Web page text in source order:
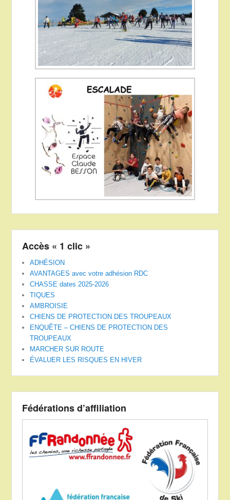
Accès « 1 clic »
ADHÉSION
AVANTAGES avec votre adhésion RDC
CHASSE dates 2025-2026
TIQUES
AMBROISIE
CHIENS DE PROTECTION DES TROUPEAUX
ENQUÊTE – CHIENS DE PROTECTION DES
TROUPEAUX
MARCHER SUR ROUTE
ÉVALUER LES RISQUES EN HIVER
Fédérations d’affiliation